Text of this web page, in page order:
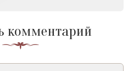
комментарий